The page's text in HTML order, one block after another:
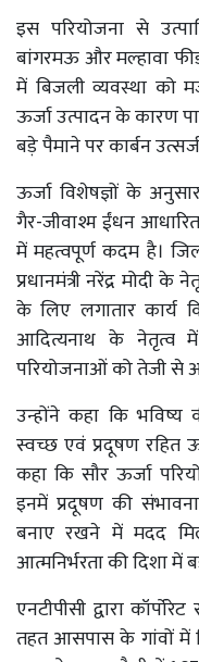
इस परियोजना से
बांगरमऊ और मल्हावा
में बिजली व्यवस्था को
ऊर्जा उत्पादन के कारण
बड़े पैमाने पर कार्बन
ऊर्जा विशेषज्ञों के
गैर-जीवाश्म ईंधन
में महत्वपूर्ण कदम है।
प्रधानमंत्री नरेंद्र मोदी
के लिए लगातार कार्य
आदित्यनाथ के नेतृत्व
परियोजनाओं को तेजी से
उन्होंने कहा कि
स्वच्छ एवं प्रदूषण रहित
कहा कि सौर ऊर्जा
इनमें प्रदूषण की
बनाए रखने में मदद
आत्मनिर्भरता की दिशा में
एनटीपीसी द्वारा
तहत आसपास के गांवों में